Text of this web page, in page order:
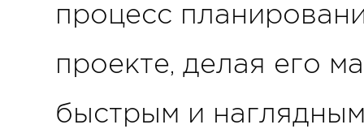
процесс
проекте, делая его
быстрым и